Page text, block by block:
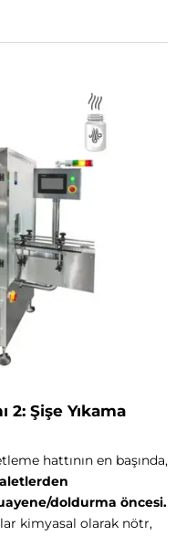
2: Şişe Yıkama
hattının en başında,
doldurma öncesi.
kimyasal olarak nötr,